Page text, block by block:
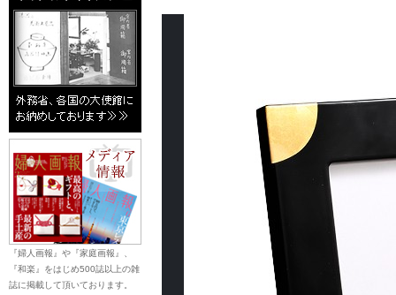
『婦人画報』や『家庭画報』、
『和楽』をはじめ500誌以上の雑
誌に掲載して頂いております。